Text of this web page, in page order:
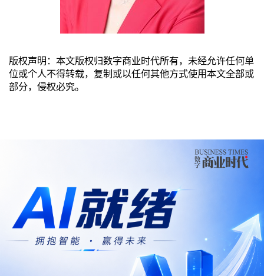
版权声明：本文版权归数字商业时代所有，未经允许任何单
位或个人不得转载，复制或以任何其他方式使用本文全部或
部分，侵权必究。